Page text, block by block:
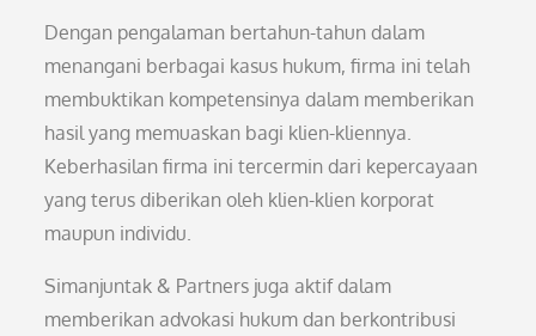
Dengan pengalaman bertahun-tahun dalam
menangani berbagai kasus hukum, firma ini telah
membuktikan kompetensinya dalam memberikan
hasil yang memuaskan bagi klien-kliennya.
Keberhasilan firma ini tercermin dari kepercayaan
yang terus diberikan oleh klien-klien korporat
maupun individu.
Simanjuntak & Partners juga aktif dalam
memberikan advokasi hukum dan berkontribusi